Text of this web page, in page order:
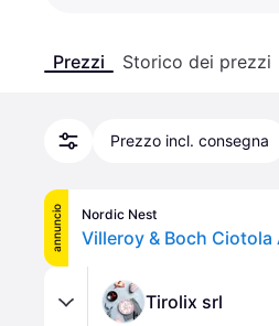
Prezzi Storico dei prezzi
Prezzo incl. consegna
annuncio Nordic Nest
Villeroy & Boch
Tirolix srl